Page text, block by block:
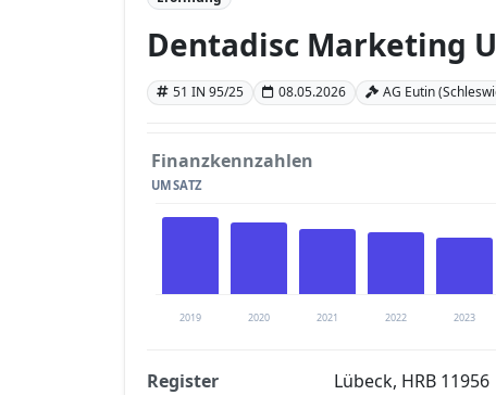
Dentadisc Marketing
51 IN 95/25 08.05.2026 AG Eutin
Finanzkennzahlen
UMSATZ
2019 2020 2021 2022 2023
Register
Lübeck, HRB 11956